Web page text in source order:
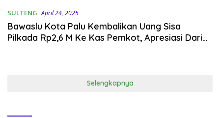
SULTENG April 24, 2025
Bawaslu Kota Palu Kembalikan Uang Sisa
Pilkada Rp2,6 M Ke Kas Pemkot, Apresiasi Dari
Selengkapnya